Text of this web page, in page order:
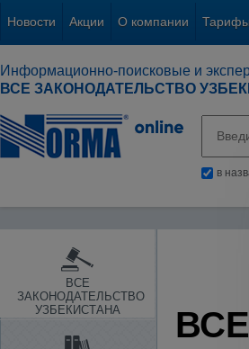
Новости Акции О компании Тарифы
Информационно-поисковые и
ВСЕ ЗАКОНОДАТЕЛЬСТВО
в
ВСЕ
ЗАКОНОДАТЕЛЬСТВО
УЗБЕКИСТАНА